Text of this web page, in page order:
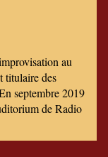
au
titulaire des
septembre 2019
de Radio